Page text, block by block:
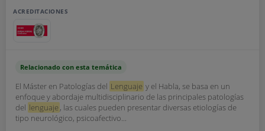
ACREDITACIONES
Relacionado con esta temática
El Máster en Patologías del Lenguaje y el Habla, se basa en un
enfoque y abordaje multidisciplinario de las principales patologías
del lenguaje, las cuales pueden presentar diversas etiologías de
tipo neurológico, psicoafectivo...